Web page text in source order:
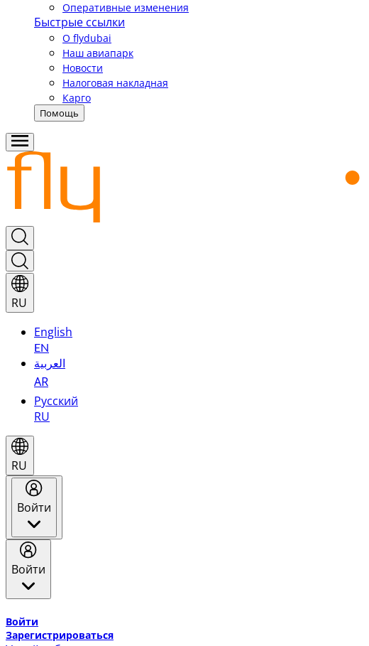
Оперативные изменения
Быстрые ссылки
О flydubai
Наш авиапарк
Новости
Налоговая накладная
Карго
Помощь
RU
English
EN
العربية
AR
Русский
RU
RU
Войти
Войти
Войти
Зарегистрироваться